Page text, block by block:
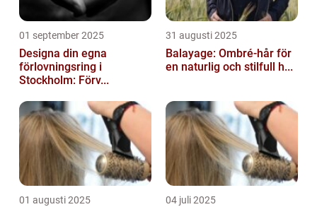
01 september 2025
Designa din egna
förlovningsring i
Stockholm: Förv...
31 augusti 2025
Balayage: Ombré-hår för
en naturlig och stilfull h...
01 augusti 2025 04 juli 2025